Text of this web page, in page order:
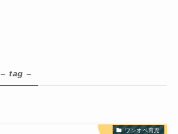
– tag –
ワンオペ育児